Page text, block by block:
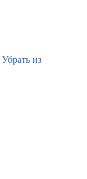
Убрать из